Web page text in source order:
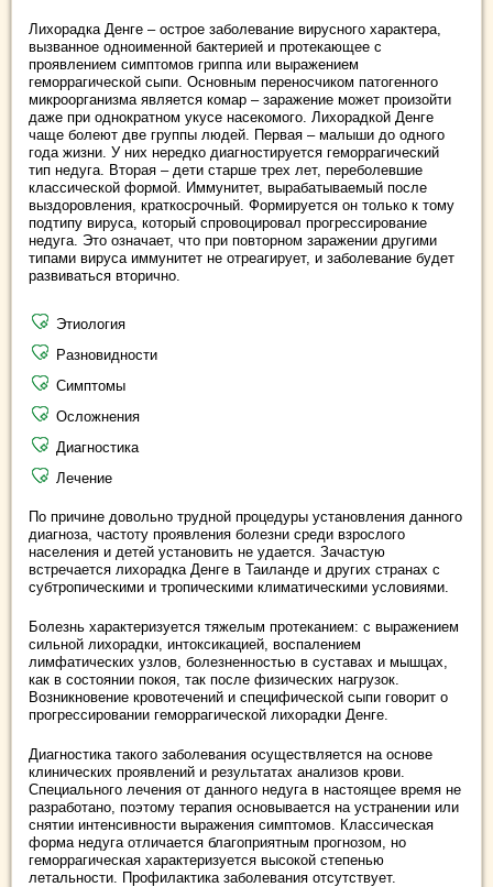
Лихорадка Денге – острое заболевание вирусного характера,
вызванное одноименной бактерией и протекающее с
проявлением симптомов гриппа или выражением
геморрагической сыпи. Основным переносчиком патогенного
микроорганизма является комар – заражение может произойти
даже при однократном укусе насекомого. Лихорадкой Денге
чаще болеют две группы людей. Первая – малыши до одного
года жизни. У них нередко диагностируется геморрагический
тип недуга. Вторая – дети старше трех лет, переболевшие
классической формой. Иммунитет, вырабатываемый после
выздоровления, краткосрочный. Формируется он только к тому
подтипу вируса, который спровоцировал прогрессирование
недуга. Это означает, что при повторном заражении другими
типами вируса иммунитет не отреагирует, и заболевание будет
развиваться вторично.
Этиология
Разновидности
Симптомы
Осложнения
Диагностика
Лечение
По причине довольно трудной процедуры установления данного
диагноза, частоту проявления болезни среди взрослого
населения и детей установить не удается. Зачастую
встречается лихорадка Денге в Таиланде и других странах с
субтропическими и тропическими климатическими условиями.
Болезнь характеризуется тяжелым протеканием: с выражением
сильной лихорадки, интоксикацией, воспалением
лимфатических узлов, болезненностью в суставах и мышцах,
как в состоянии покоя, так после физических нагрузок.
Возникновение кровотечений и специфической сыпи говорит о
прогрессировании геморрагической лихорадки Денге.
Диагностика такого заболевания осуществляется на основе
клинических проявлений и результатах анализов крови.
Специального лечения от данного недуга в настоящее время не
разработано, поэтому терапия основывается на устранении или
снятии интенсивности выражения симптомов. Классическая
форма недуга отличается благоприятным прогнозом, но
геморрагическая характеризуется высокой степенью
летальности. Профилактика заболевания отсутствует.